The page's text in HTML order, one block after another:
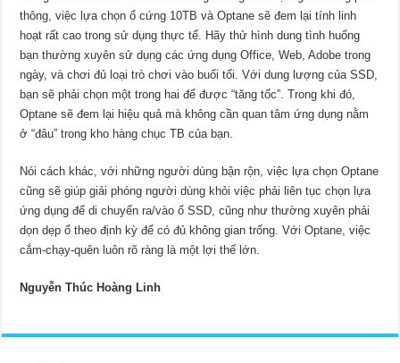
thông, việc lựa chọn ổ cứng 10TB và Optane sẽ đem lại tính linh
hoạt rất cao trong sử dụng thực tế. Hãy thử hình dung tình huống
bạn thường xuyên sử dụng các ứng dụng Office, Web, Adobe trong
ngày, và chơi đủ loại trò chơi vào buổi tối. Với dung lượng của SSD,
bạn sẽ phải chọn một trong hai để được “tăng tốc”. Trong khi đó,
Optane sẽ đem lại hiệu quả mà không cần quan tâm ứng dụng nằm
ở “đâu” trong kho hàng chục TB của bạn.
Nói cách khác, với những người dùng bận rộn, việc lựa chọn Optane
cũng sẽ giúp giải phóng người dùng khỏi việc phải liên tục chọn lựa
ứng dụng để di chuyển ra/vào ổ SSD, cũng như thường xuyên phải
dọn dẹp ổ theo định kỳ để có đủ không gian trống. Với Optane, việc
cắm-chạy-quên luôn rõ ràng là một lợi thế lớn.
Nguyễn Thúc Hoàng Linh